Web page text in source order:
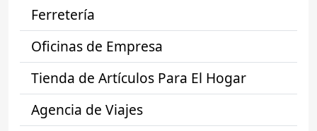
Ferretería
Oficinas de Empresa
Tienda de Artículos Para El Hogar
Agencia de Viajes